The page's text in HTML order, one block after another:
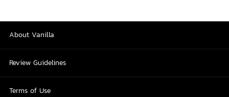
About Vanilla
Review Guidelines
Terms of Use